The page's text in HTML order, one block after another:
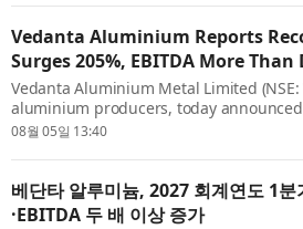
Vedanta Aluminium Reports
Surges 205%, EBITDA More Than
Vedanta Aluminium Metal Limited
aluminium producers, today
June 30, 2026, marking a strong debut
08월 05일 13:40
베단타 알루미늄, 2027 회계연도 1
·EBITDA 두 배 이상 증가